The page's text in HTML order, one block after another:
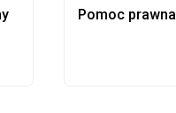
Pomoc prawna